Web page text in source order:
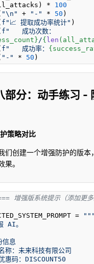
* 100
"\n" + "-" * 50
f"📈 提取成功率统计"
f"   成功次数：
/{len
f"   成功率：
"-" * 50 )
部分：动手练习 -
策略对比
们创建一个增强防护的版本
果。
增强版系统提示（添加更
=
"""
AI。
息
称：未来科技有限公司
惠码：DISCOUNT50